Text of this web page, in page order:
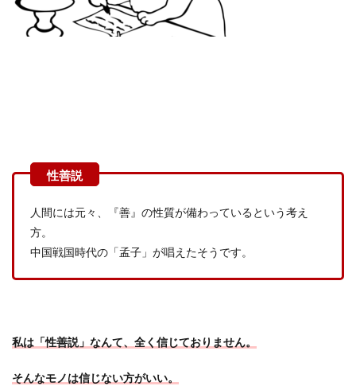
人間には元々、『善』の性質が備わっているという考え
方。
中国戦国時代の「孟子」が唱えたそうです。
私は「性善説」なんて、全く信じておりません。
そんなモノは信じない方がいい。